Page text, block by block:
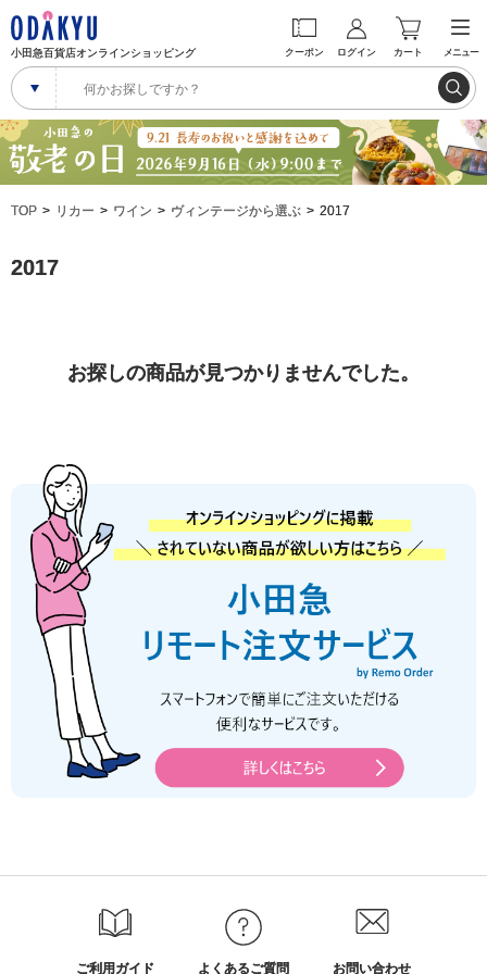
小田急百貨店オンラインショッピング クーポン ログイン カート メニュー
TOP リカー ワイン ヴィンテージから選ぶ 2017
2017
お探しの商品が見つかりませんでした。
ご利用ガイド よくあるご質問 お問い合わせ